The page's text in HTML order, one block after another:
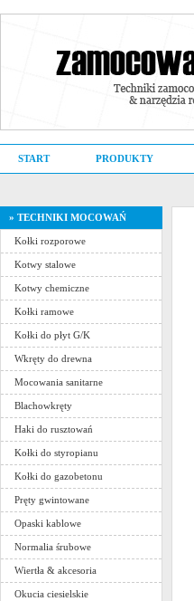
START PRODUKTY
» TECHNIKI MOCOWAŃ
Kołki rozporowe
Kotwy stalowe
Kotwy chemiczne
Kołki ramowe
Kołki do płyt G/K
Wkręty do drewna
Mocowania sanitarne
Blachowkręty
Haki do rusztowań
Kołki do styropianu
Kołki do gazobetonu
Pręty gwintowane
Opaski kablowe
Normalia śrubowe
Wiertła & akcesoria
Okucia ciesielskie